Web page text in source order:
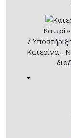
/
Κατερίνα -